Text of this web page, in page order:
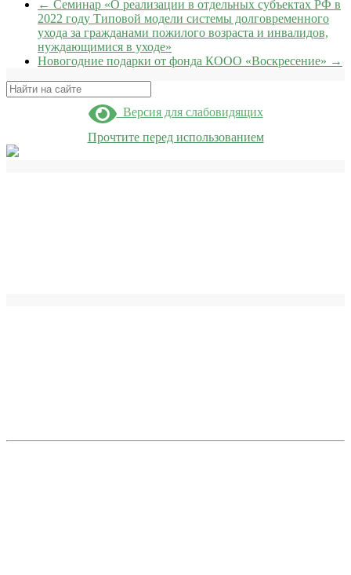
← Семинар «О реализации в отдельных субъектах РФ в
2022 году Типовой модели системы долговременного
ухода за гражданами пожилого возраста и инвалидов,
нуждающимися в уходе»
Новогодние подарки от фонда КООО «Воскресение» →
Поиск
Версия для слабовидящих
Прочтите перед использованием